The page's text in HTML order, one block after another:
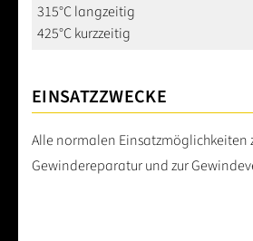
315°C langzeitig
425°C kurzzeitig
EINSATZZWECKE
Alle normalen Einsatzmöglichkeiten
Gewindereparatur und zur